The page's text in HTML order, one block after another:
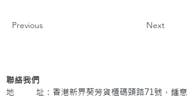
Previous Next
聯絡我們
地 址：香港新界葵芳貨櫃碼頭路71號，鍾意